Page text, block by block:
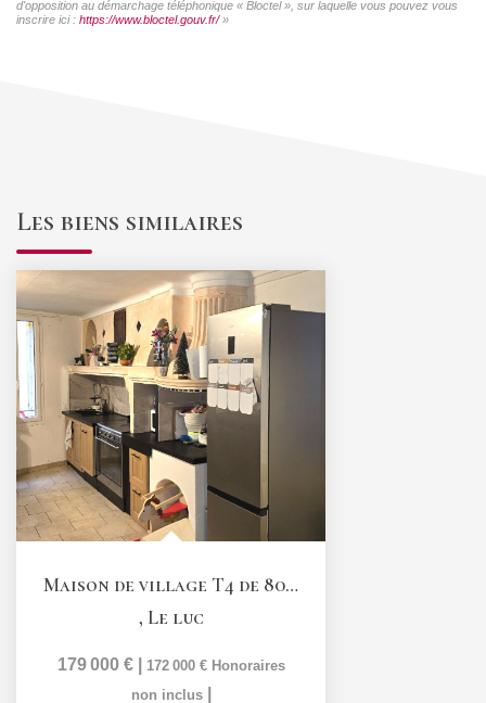
d'opposition au démarchage téléphonique « Bloctel », sur laquelle vous pouvez vous
inscrire ici : https://www.bloctel.gouv.fr/»
Les biens similaires
Maison de village T4 de 80,6 m2 avec garage et terrasse...
, Le luc
179 000 € 172 000 € Honoraires
non inclus